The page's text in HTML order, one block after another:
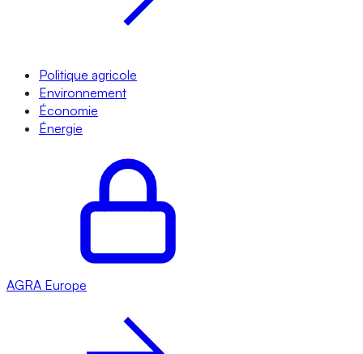
Politique agricole
Environnement
Économie
Énergie
AGRA Europe